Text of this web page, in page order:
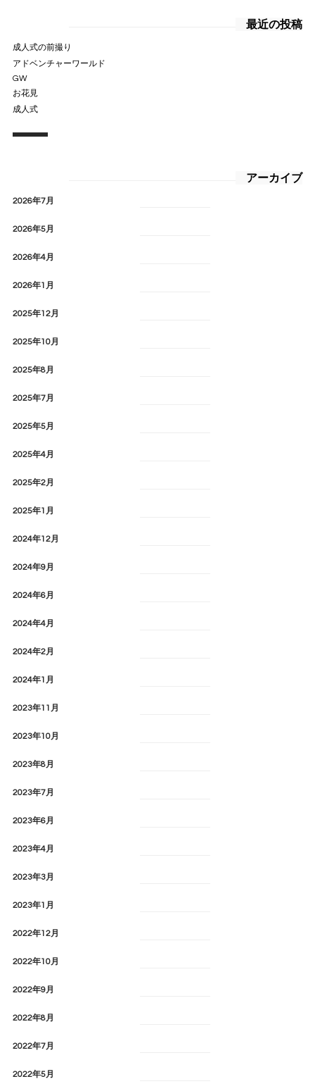
最近の投稿
成人式の前撮り
アドベンチャーワールド
GW
お花見
成人式
アーカイブ
2026年7月
2026年5月
2026年4月
2026年1月
2025年12月
2025年10月
2025年8月
2025年7月
2025年5月
2025年4月
2025年2月
2025年1月
2024年12月
2024年9月
2024年6月
2024年4月
2024年2月
2024年1月
2023年11月
2023年10月
2023年8月
2023年7月
2023年6月
2023年4月
2023年3月
2023年1月
2022年12月
2022年10月
2022年9月
2022年8月
2022年7月
2022年5月